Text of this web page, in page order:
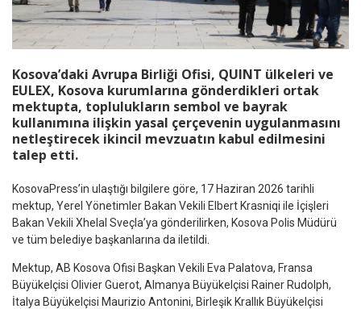
Kosova’daki Avrupa Birliği Ofisi, QUINT ülkeleri ve
EULEX, Kosova kurumlarına gönderdikleri ortak
mektupta, toplulukların sembol ve bayrak
kullanımına ilişkin yasal çerçevenin uygulanmasını
netleştirecek ikincil mevzuatın kabul edilmesini
talep etti.
KosovaPress’in ulaştığı bilgilere göre, 17 Haziran 2026 tarihli
mektup, Yerel Yönetimler Bakan Vekili Elbert Krasniqi ile İçişleri
Bakan Vekili Xhelal Sveçla’ya gönderilirken, Kosova Polis Müdürü
ve tüm belediye başkanlarına da iletildi.
Mektup, AB Kosova Ofisi Başkan Vekili Eva Palatova, Fransa
Büyükelçisi Olivier Guerot, Almanya Büyükelçisi Rainer Rudolph,
İtalya Büyükelçisi Maurizio Antonini, Birleşik Krallık Büyükelçisi